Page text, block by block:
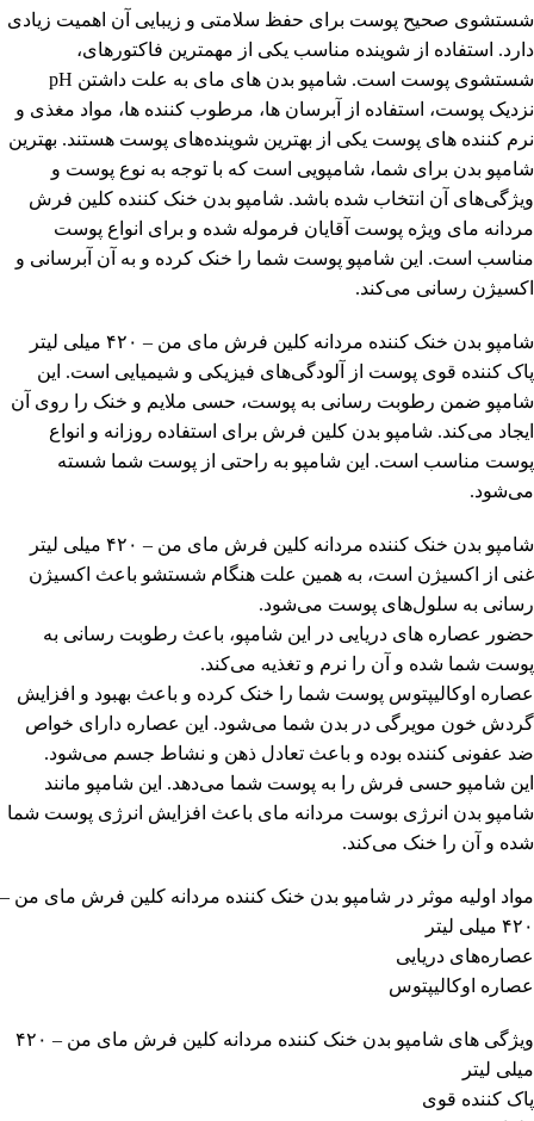
شستشوی صحیح پوست برای حفظ سلامتی و زیبایی آن اهمیت زیادی
دارد. استفاده از شوینده مناسب یکی از مهمترین فاکتورهای،
شستشوی پوست است. شامپو بدن های مای به علت داشتن pH
نزدیک پوست، استفاده از آبرسان ‌ها، مرطوب کننده ها، مواد مغذی و
نرم کننده ‌های پوست یکی از بهترین شوینده‌های پوست هستند. بهترین
شامپو بدن برای شما، شامپویی است که با توجه به نوع پوست و
ویژگی‌های آن انتخاب شده باشد. شامپو بدن خنک کننده کلین فرش
مردانه مای ویژه پوست آقایان فرموله شده و برای انواع پوست
مناسب است. این شامپو پوست شما را خنک کرده و به آن آبرسانی و
اکسیژن رسانی می‌کند.
شامپو بدن خنک کننده مردانه کلین فرش مای من – ۴۲۰ میلی لیتر
پاک کننده قوی پوست از آلودگی‌های فیزیکی و شیمیایی است. این
شامپو ضمن رطوبت رسانی به پوست، حسی ملایم و خنک را روی آن
ایجاد می‌کند. شامپو بدن کلین فرش برای استفاده روزانه و انواع
پوست مناسب است. این شامپو به راحتی از پوست شما شسته
می‌شود.
شامپو بدن خنک کننده مردانه کلین فرش مای من – ۴۲۰ میلی لیتر
غنی از اکسیژن است، به همین علت هنگام شستشو باعث اکسیژن
رسانی به سلول‌های پوست می‌شود.
حضور عصاره های دریایی در این شامپو، باعث رطوبت رسانی به
پوست شما شده و آن را نرم و تغذیه می‌کند.
عصاره اوکالیپتوس پوست شما را خنک کرده و باعث بهبود و افزایش
گردش خون مویرگی در بدن شما می‌شود. این عصاره دارای خواص
ضد عفونی کننده بوده و باعث تعادل ذهن و نشاط جسم می‌شود.
این شامپو حسی فرش را به پوست شما می‌دهد. این شامپو مانند
شامپو بدن انرژی بوست مردانه مای باعث افزایش انرژی پوست شما
شده و آن را خنک می‌کند.
مواد اولیه موثر در شامپو بدن خنک کننده مردانه کلین فرش مای من –
۴۲۰ میلی لیتر
عصاره‌های دریایی
عصاره اوکالیپتوس
ویژگی ‌های شامپو بدن خنک کننده مردانه کلین فرش مای من – ۴۲۰
میلی لیتر
پاک کننده قوی